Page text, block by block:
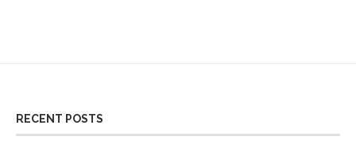
RECENT POSTS